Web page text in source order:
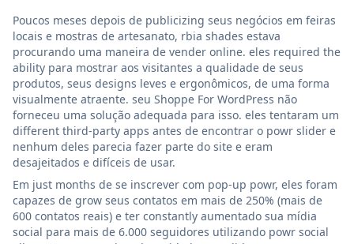
Poucos meses depois de publicizing seus negócios em feiras
locais e mostras de artesanato, rbia shades estava
procurando uma maneira de vender online. eles required the
ability para mostrar aos visitantes a qualidade de seus
produtos, seus designs leves e ergonômicos, de uma forma
visualmente atraente. seu Shoppe For WordPress não
forneceu uma solução adequada para isso. eles tentaram um
different third-party apps antes de encontrar o powr slider e
nenhum deles parecia fazer parte do site e eram
desajeitados e difíceis de usar.
Em just months de se inscrever com pop-up powr, eles foram
capazes de grow seus contatos em mais de 250% (mais de
600 contatos reais) e ter constantly aumentado sua mídia
social para mais de 6.000 seguidores utilizando powr social